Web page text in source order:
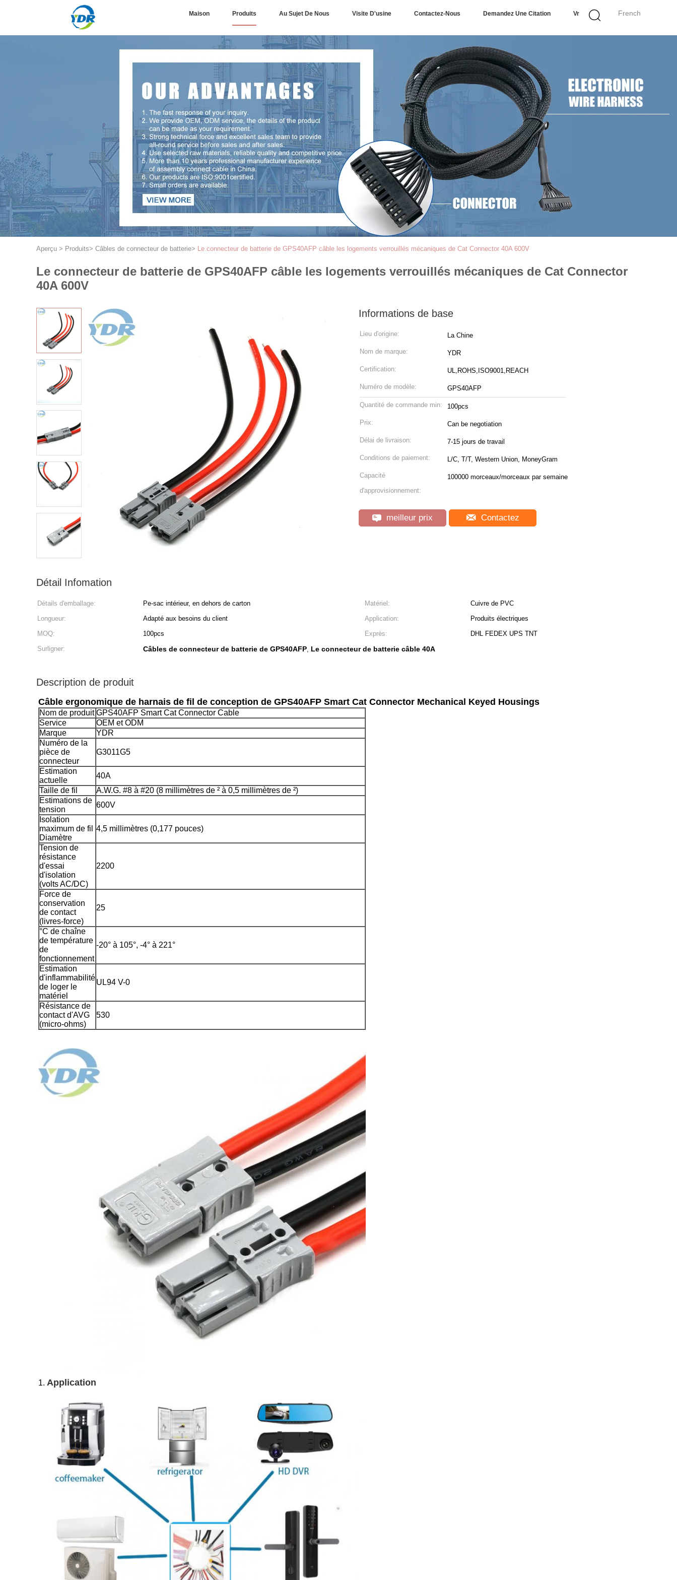
French
Maison Produits Au Sujet De Nous Visite D'usine Contactez-Nous Demandez Une Citation Vr
Aperçu > Produits> Câbles de connecteur de batterie> Le connecteur de batterie de GPS40AFP câble les logements verrouillés mécaniques de Cat Connector 40A 600V
Le connecteur de batterie de GPS40AFP câble les logements verrouillés mécaniques de Cat Connector
40A 600V
Informations de base
Lieu d'origine: La Chine
Nom de marque: YDR
Certification: UL,ROHS,ISO9001,REACH
Numéro de modèle: GPS40AFP
Quantité de commande min: 100pcs
Prix: Can be negotiation
Délai de livraison: 7-15 jours de travail
Conditions de paiement: L/C, T/T, Western Union, MoneyGram
Capacité
d'approvisionnement:
100000 morceaux/morceaux par semaine
meilleur prix Contactez
Détail Infomation
Détails d'emballage: Pe-sac intérieur, en dehors de carton Matériel:
Cuivre de PVC
Longueur:
Adapté aux besoins du client Application:
Produits électriques
MOQ:
100pcs Exprès:
DHL FEDEX UPS TNT
Surligner:
Câbles de connecteur de batterie de GPS40AFP, Le connecteur de batterie câble 40A
Description de produit
Câble ergonomique de harnais de fil de conception de GPS40AFP Smart Cat Connector Mechanical Keyed Housings
Nom de produit GPS40AFP Smart Cat Connector Cable
Service
OEM et ODM
Marque
YDR
Numéro de la
pièce de
connecteur
G3011G5
Estimation
actuelle
40A
Taille de fil
A.W.G. #8 à #20 (8 millimètres de ² à 0,5 millimètres de ²)
Estimations de
tension
600V
Isolation
maximum de fil
Diamètre
4,5 millimètres (0,177 pouces)
Tension de
résistance
d'essai
d'isolation
(volts AC/DC)
2200
Force de
conservation
de contact
(livres-force)
25
°C de chaîne
de température
de
fonctionnement
-20° à 105°, -4° à 221°
Estimation
d'inflammabilité
de loger le
matériel
UL94 V-0
Résistance de
contact d'AVG
(micro-ohms)
530
1. Application